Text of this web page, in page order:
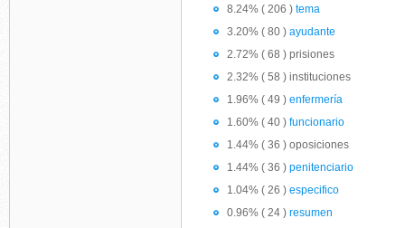
8.24% ( 206 ) tema
3.20% ( 80 ) ayudante
2.72% ( 68 ) prisiones
2.32% ( 58 ) instituciones
1.96% ( 49 ) enfermería
1.60% ( 40 ) funcionario
1.44% ( 36 ) oposiciones
1.44% ( 36 ) penitenciario
1.04% ( 26 ) especifico
0.96% ( 24 ) resumen